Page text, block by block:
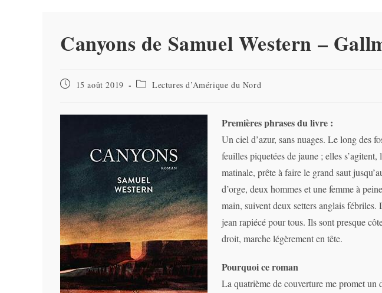
Canyons de Samuel Western –
Publication
15 août 2019
Post Lectures d’Amérique du Nord
Premières phrases du livre :
Un ciel d’azur, sans nuages. Le long des
feuilles piquetées de jaune ; elles
matinale, prête à faire le grand saut
d’orge, deux hommes et une femme à
main, suivent deux setters anglais fébriles.
jean rapiécé pour tous. Ils sont presque
droit, marche légèrement en tête.
Pourquoi ce roman
La quatrième de couverture me promet un